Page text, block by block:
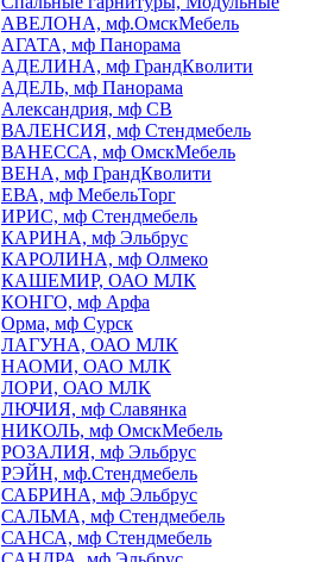
АВЕЛОНА, мф.ОмскМебель
АГАТА, мф Панорама
АДЕЛИНА, мф ГрандКволити
АДЕЛЬ, мф Панорама
Александрия, мф СВ
ВАЛЕНСИЯ, мф Стендмебель
ВАНЕССА, мф ОмскМебель
ВЕНА, мф ГрандКволити
ЕВА, мф МебельТорг
ИРИС, мф Стендмебель
КАРИНА, мф Эльбрус
КАРОЛИНА, мф Олмеко
КАШЕМИР, ОАО МЛК
КОНГО, мф Арфа
Орма, мф Сурск
ЛАГУНА, ОАО МЛК
НАОМИ, ОАО МЛК
ЛОРИ, ОАО МЛК
ЛЮЧИЯ, мф Славянка
НИКОЛЬ, мф ОмскМебель
РОЗАЛИЯ, мф Эльбрус
РЭЙН, мф.Стендмебель
САБРИНА, мф Эльбрус
САЛЬМА, мф Стендмебель
САНСА, мф Стендмебель